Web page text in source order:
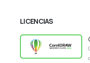
LICENCIAS